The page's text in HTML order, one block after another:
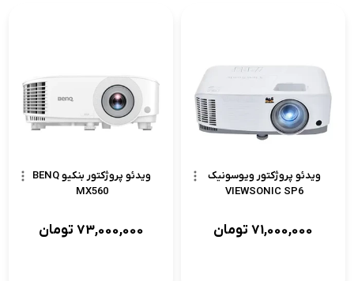
ویدئو پروژکتور ویوسونیک
VIEWSONIC SP6
71,000,000تومان
ویدئو پروژکتور بنکیو BENQ
MX560
73,000,000تومان